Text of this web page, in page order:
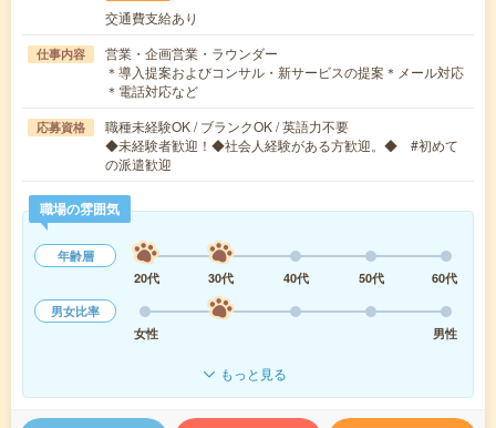
交通費支給あり
仕事内容
営業・企画営業・ラウンダー
＊導入提案およびコンサル・新サービスの提案＊メール対応
＊電話対応など
応募資格
職種未経験OK / ブランクOK / 英語力不要
◆未経験者歓迎！◆社会人経験がある方歓迎。◆ #初めて
の派遣歓迎
職場の雰囲気
年齢層
20代
30代 40代 50代
60代
男女比率
女性
男性
もっと見る